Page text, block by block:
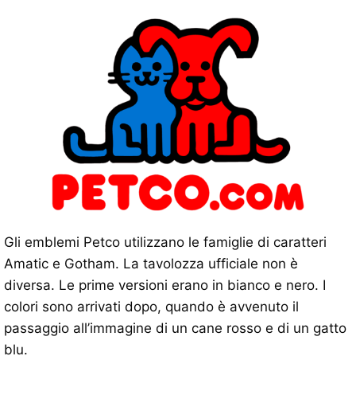
Gli emblemi Petco utilizzano le famiglie di caratteri
Amatic e Gotham. La tavolozza ufficiale non è
diversa. Le prime versioni erano in bianco e nero. I
colori sono arrivati ​​dopo, quando è avvenuto il
passaggio all’immagine di un cane rosso e di un gatto
blu.